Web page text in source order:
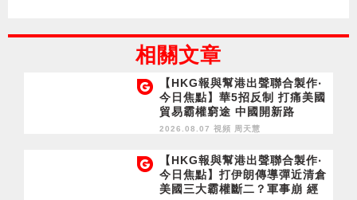
相關文章
【HKG報與幫港出聲聯合製作‧
今日焦點】華5招反制 打痛美國
貿易霸權窮途 中國開新路
2026.08.07 視頻 周天慧
【HKG報與幫港出聲聯合製作‧
今日焦點】打伊朗傳導彈近清倉
美國三大霸權斷二？軍事崩 經